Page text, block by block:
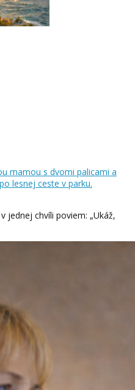
jednej chvíli poviem: „Ukáž,